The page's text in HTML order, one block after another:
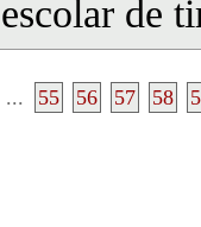
escolar de
... 55 56 57 58